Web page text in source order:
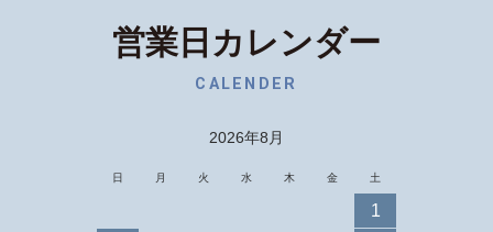
営業日カレンダー
CALENDER
2026年8月
日 月 火 水 木 金 土
1